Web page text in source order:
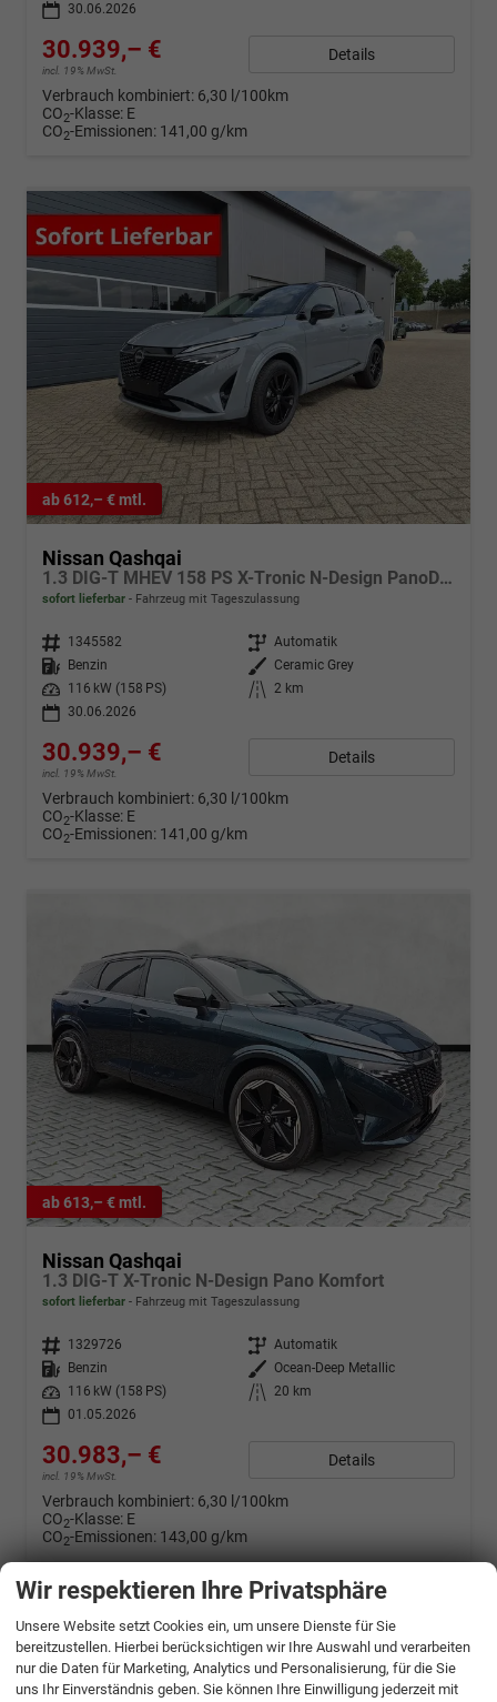
30.06.2026
30.939,– €
incl. 19% MwSt.
Details
Verbrauch kombiniert: 6,30 l/100km
CO2-Klasse: E
CO2-Emissionen: 141,00 g/km
ab 612,– € mtl.
Nissan Qashqai
1.3 DIG-T MHEV 158 PS X-Tronic N-Design PanoDach Teil-Leder Klimaautomatik Sitzheizung Lenkradheizung Navi ACC PDC v+h 360°Kamera DAB Bluetooth Touchscreen Apple CarPlay Android Auto 19"Zoll
sofort lieferbar Fahrzeug mit Tageszulassung
Fahrzeugnr. 1345582 Getriebe Automatik
Kraftstoff
Benzin Außenfarbe Ceramic Grey
Leistung
116 kW (158 PS) Kilometerstand
2 km
30.06.2026
30.939,– €
incl. 19% MwSt.
Details
Verbrauch kombiniert: 6,30 l/100km
CO2-Klasse: E
CO2-Emissionen: 141,00 g/km
ab 613,– € mtl.
Nissan Qashqai
1.3 DIG-T X-Tronic N-Design Pano Komfort
sofort lieferbar Fahrzeug mit Tageszulassung
Fahrzeugnr. 1329726 Getriebe Automatik
Kraftstoff
Benzin Außenfarbe Ocean-Deep Metallic
Leistung
116 kW (158 PS) Kilometerstand
20 km
01.05.2026
30.983,– €
incl. 19% MwSt.
Details
Verbrauch kombiniert: 6,30 l/100km
CO2-Klasse: E
CO2-Emissionen: 143,00 g/km
Wir respektieren Ihre Privatsphäre
Unsere Website setzt Cookies ein, um unsere Dienste für Sie
bereitzustellen. Hierbei berücksichtigen wir Ihre Auswahl und verarbeiten
nur die Daten für Marketing, Analytics und Personalisierung, für die Sie
uns Ihr Einverständnis geben. Sie können Ihre Einwilligung jederzeit mit